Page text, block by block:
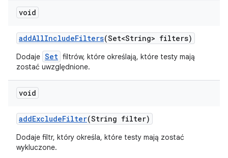
void
addAllIncludeFilters(Set<String> filters)
Dodaje Set filtrów, które określają, które testy mają
zostać uwzględnione.
void
addExcludeFilter(String filter)
Dodaje filtr, który określa, które testy mają zostać
wykluczone.